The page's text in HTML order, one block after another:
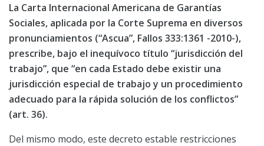
La Carta Internacional Americana de Garantías
Sociales, aplicada por la Corte Suprema en diversos
pronunciamientos (“Ascua”, Fallos 333:1361 -2010-),
prescribe, bajo el inequívoco título “jurisdicción del
trabajo”, que “en cada Estado debe existir una
jurisdicción especial de trabajo y un procedimiento
adecuado para la rápida solución de los conflictos”
(art. 36).
Del mismo modo, este decreto estable restricciones